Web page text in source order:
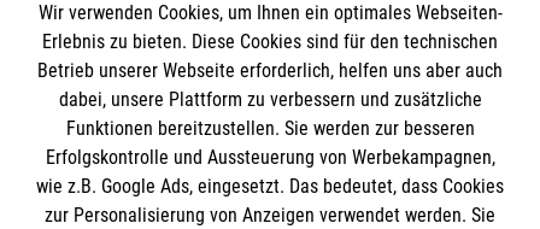
Empfänger: Malteser Hilfsdienst e.V.
IBAN: DE10 3706 0120 1201 2000 12
BIC: GENODED 1PA7
Wir verwenden Cookies, um Ihnen ein optimales Webseiten-
Erlebnis zu bieten. Diese Cookies sind für den technischen
Betrieb unserer Webseite erforderlich, helfen uns aber auch
dabei, unsere Plattform zu verbessern und zusätzliche
Funktionen bereitzustellen. Sie werden zur besseren
Erfolgskontrolle und Aussteuerung von Werbekampagnen,
wie z.B. Google Ads, eingesetzt. Das bedeutet, dass Cookies
zur Personalisierung von Anzeigen verwendet werden. Sie